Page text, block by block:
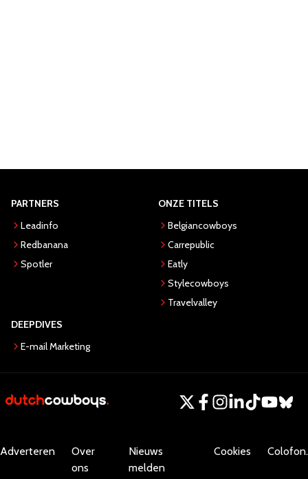
PARTNERS
Leadinfo
Redbanana
Spotler
ONZE TITELS
Belgiancowboys
Carrepublic
Eatly
Stylecowboys
Travelvalley
DEEPDIVES
E-mail Marketing
Adverteren
Over
ons
Nieuws
melden
Cookies Colofon.